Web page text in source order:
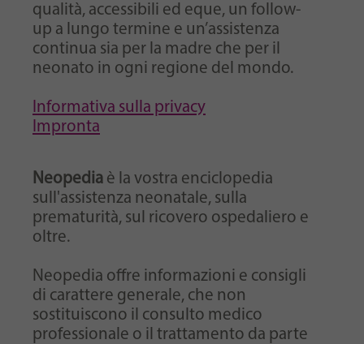
qualità, accessibili ed eque, un follow-
up a lungo termine e un’assistenza
continua sia per la madre che per il
neonato in ogni regione del mondo.
Informativa sulla privacy
Impronta
Neopedia è la vostra enciclopedia
sull'assistenza neonatale, sulla
prematurità, sul ricovero ospedaliero e
oltre.
Neopedia offre informazioni e consigli
di carattere generale, che non
sostituiscono il consulto medico
professionale o il trattamento da parte